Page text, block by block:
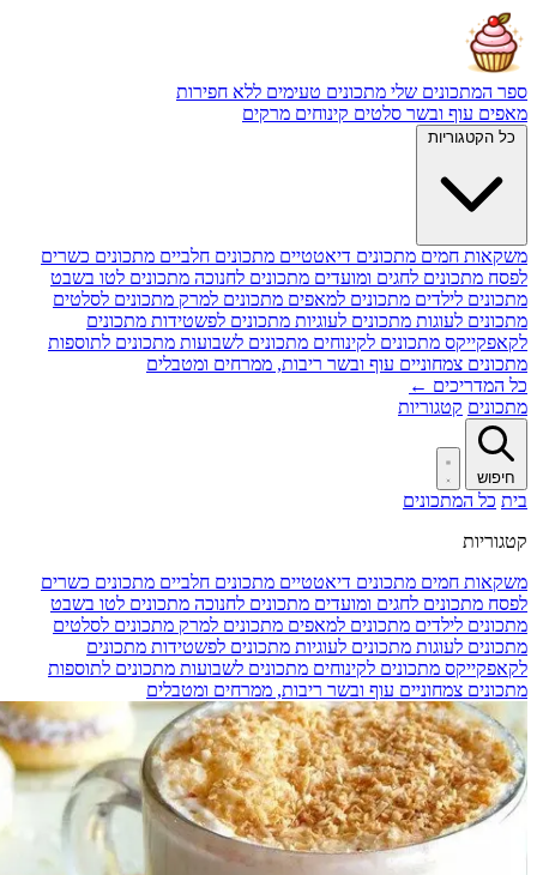
ספר המתכונים שלי מתכונים טעימים ללא חפירות
מאפיםעוף ובשרסלטיםקינוחיםמרקים
כל הקטגוריות
משקאות חמיםמתכונים דיאטטייםמתכונים חלבייםמתכונים כשרים
לפסחמתכונים לחגים ומועדיםמתכונים לחנוכהמתכונים לטו בשבט
מתכונים לילדיםמתכונים למאפיםמתכונים למרקמתכונים לסלטים
מתכונים לעוגותמתכונים לעוגיותמתכונים לפשטידותמתכונים
לקאפקייקסמתכונים לקינוחיםמתכונים לשבועותמתכונים לתוספות
מתכונים צמחונייםעוף ובשרריבות, ממרחים ומטבלים
כל המדריכים ←
מתכונים קטגוריות
חיפוש
בית כל המתכונים
קטגוריות
משקאות חמיםמתכונים דיאטטייםמתכונים חלבייםמתכונים כשרים
לפסחמתכונים לחגים ומועדיםמתכונים לחנוכהמתכונים לטו בשבט
מתכונים לילדיםמתכונים למאפיםמתכונים למרקמתכונים לסלטים
מתכונים לעוגותמתכונים לעוגיותמתכונים לפשטידותמתכונים
לקאפקייקסמתכונים לקינוחיםמתכונים לשבועותמתכונים לתוספות
מתכונים צמחונייםעוף ובשרריבות, ממרחים ומטבלים